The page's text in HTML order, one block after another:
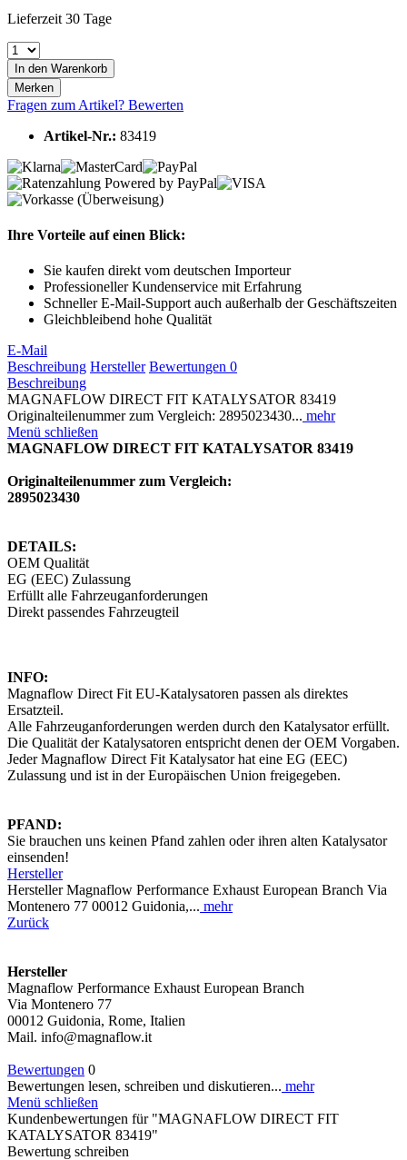
Lieferzeit 30 Tage
In den Warenkorb
Merken
Fragen zum Artikel? Bewerten
Artikel-Nr.: 83419
Ihre Vorteile auf einen Blick:
Sie kaufen direkt vom deutschen Importeur
Professioneller Kundenservice mit Erfahrung
Schneller E-Mail-Support auch außerhalb der Geschäftszeiten
Gleichbleibend hohe Qualität
E-Mail
Beschreibung Hersteller Bewertungen 0
Beschreibung
MAGNAFLOW DIRECT FIT KATALYSATOR 83419
Originalteilenummer zum Vergleich: 2895023430... mehr
Menü schließen
MAGNAFLOW DIRECT FIT KATALYSATOR 83419
Originalteilenummer zum Vergleich:
2895023430
DETAILS:
OEM Qualität
EG (EEC) Zulassung
Erfüllt alle Fahrzeuganforderungen
Direkt passendes Fahrzeugteil
INFO:
Magnaflow Direct Fit EU-Katalysatoren passen als direktes
Ersatzteil.
Alle Fahrzeuganforderungen werden durch den Katalysator erfüllt.
Die Qualität der Katalysatoren entspricht denen der OEM Vorgaben.
Jeder Magnaflow Direct Fit Katalysator hat eine EG (EEC)
Zulassung und ist in der Europäischen Union freigegeben.
PFAND:
Sie brauchen uns keinen Pfand zahlen oder ihren alten Katalysator
einsenden!
Hersteller
Hersteller Magnaflow Performance Exhaust European Branch Via
Montenero 77 00012 Guidonia,... mehr
Zurück
Hersteller
Magnaflow Performance Exhaust European Branch
Via Montenero 77
00012 Guidonia, Rome, Italien
Mail. info@magnaflow.it
Bewertungen 0
Bewertungen lesen, schreiben und diskutieren... mehr
Menü schließen
Kundenbewertungen für "MAGNAFLOW DIRECT FIT
KATALYSATOR 83419"
Bewertung schreiben